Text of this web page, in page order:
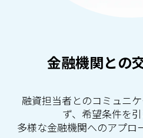
金融機関との
融資担当者とのコミュニ
ず、希望条件を引
多様な金融機関へのアプロ